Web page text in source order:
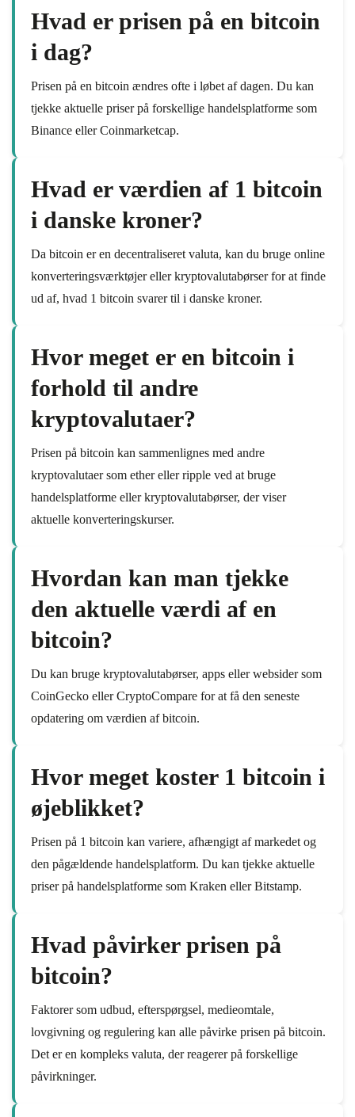
Hvad er prisen på en bitcoin
i dag?
Prisen på en bitcoin ændres ofte i løbet af dagen. Du kan
tjekke aktuelle priser på forskellige handelsplatforme som
Binance eller Coinmarketcap.
Hvad er værdien af 1 bitcoin
i danske kroner?
Da bitcoin er en decentraliseret valuta, kan du bruge online
konverteringsværktøjer eller kryptovalutabørser for at finde
ud af, hvad 1 bitcoin svarer til i danske kroner.
Hvor meget er en bitcoin i
forhold til andre
kryptovalutaer?
Prisen på bitcoin kan sammenlignes med andre
kryptovalutaer som ether eller ripple ved at bruge
handelsplatforme eller kryptovalutabørser, der viser
aktuelle konverteringskurser.
Hvordan kan man tjekke
den aktuelle værdi af en
bitcoin?
Du kan bruge kryptovalutabørser, apps eller websider som
CoinGecko eller CryptoCompare for at få den seneste
opdatering om værdien af bitcoin.
Hvor meget koster 1 bitcoin i
øjeblikket?
Prisen på 1 bitcoin kan variere, afhængigt af markedet og
den pågældende handelsplatform. Du kan tjekke aktuelle
priser på handelsplatforme som Kraken eller Bitstamp.
Hvad påvirker prisen på
bitcoin?
Faktorer som udbud, efterspørgsel, medieomtale,
lovgivning og regulering kan alle påvirke prisen på bitcoin.
Det er en kompleks valuta, der reagerer på forskellige
påvirkninger.